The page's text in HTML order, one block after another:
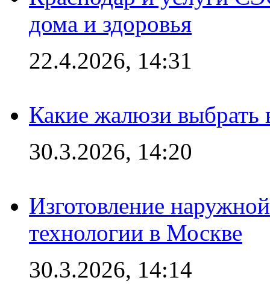
дома и здоровья
22.4.2026, 14:31
Какие жалюзи выбрать
30.3.2026, 14:20
Изготовление
технологии в Москве
30.3.2026, 14:14